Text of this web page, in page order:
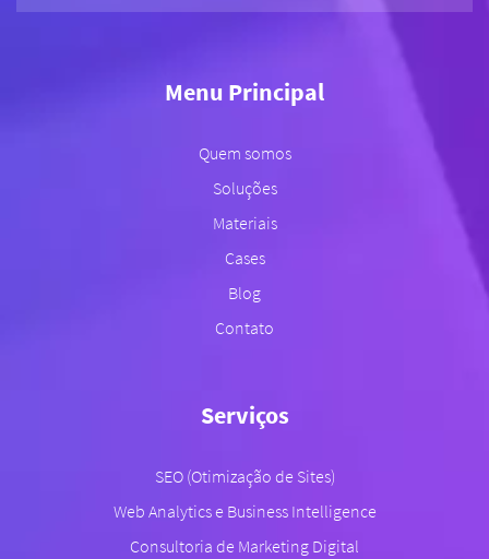
Menu Principal
Quem somos
Soluções
Materiais
Cases
Blog
Contato
Serviços
SEO (Otimização de Sites)
Web Analytics e Business Intelligence
Consultoria de Marketing Digital